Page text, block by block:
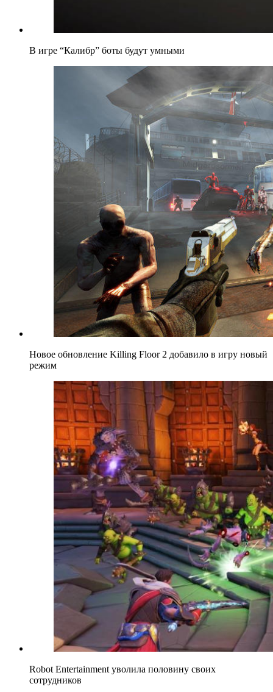
В игре “Калибр” боты будут умными
Новое обновление Killing Floor 2 добавило в игру новый
режим
Robot Entertainment уволила половину своих
сотрудников